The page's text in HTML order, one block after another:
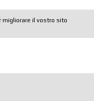
migliorare il vostro sito